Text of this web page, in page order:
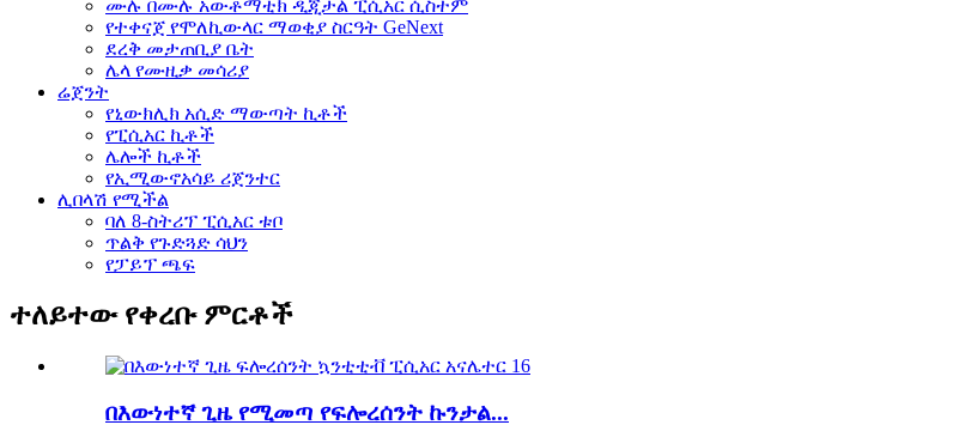
ሙሉ በሙሉ አውቶማቲክ ዲጂታል ፒሲአር ሲስተም
የተቀናጀ የሞለኪውላር ማወቂያ ስርዓት GeNext
ደረቅ መታጠቢያ ቤት
ሌላ የሙዚቃ መሳሪያ
ሬጀንት
የኒውክሊክ አሲድ ማውጣት ኪቶች
የፒሲአር ኪቶች
ሌሎች ኪቶች
የኢሚውኖአሳይ ሪጀንተር
ሊበላሽ የሚችል
ባለ 8-ስትሪፕ ፒሲአር ቱቦ
ጥልቅ የጉድጓድ ሳህን
የፓይፕ ጫፍ
ተለይተው የቀረቡ ምርቶች
በእውነተኛ ጊዜ የሚመጣ የፍሎረሰንት ኩንታል...